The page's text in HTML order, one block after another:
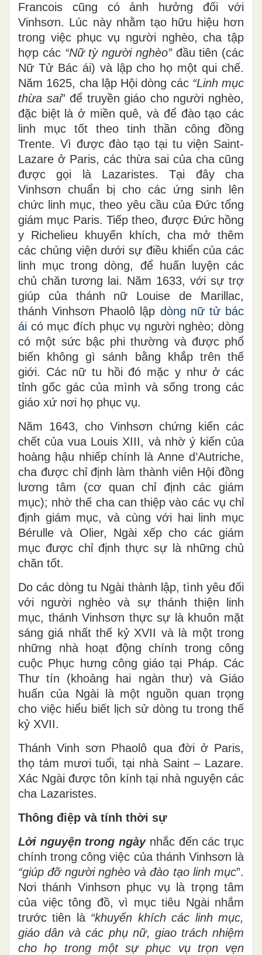
Francois cũng có ảnh hưởng đối với
Vinhsơn. Lúc này nhằm tạo hữu hiệu hơn
trong việc phục vụ người nghèo, cha tập
hợp các “Nữ tỳ người nghèo”đầu tiên (các
Nữ Tử Bác ái) và lập cho họ một qui chế.
Năm 1625, cha lập Hội dòng các “Linh mục
thừa sai” để truyền giáo cho người nghèo,
đặc biệt là ở miền quê, và để đào tạo các
linh mục tốt theo tinh thần công đồng
Trente. Vì được đào tạo tại tu viện Saint-
Lazare ở Paris, các thừa sai của cha cũng
được gọi là Lazaristes. Tại đây cha
Vinhsơn chuẩn bị cho các ứng sinh lên
chức linh mục, theo yêu cầu của Đức tổng
giám mục Paris. Tiếp theo, được Đức hồng
y Richelieu khuyến khích, cha mở thêm
các chủng viện dưới sự điều khiển của các
linh mục trong dòng, để huấn luyện các
chủ chăn tương lai. Năm 1633, với sự trợ
giúp của thánh nữ Louise de Marillac,
thánh Vinhsơn Phaolô lập dòng nữ tử bác
ái có mục đích phục vụ người nghèo; dòng
có một sức bậc phi thường và được phổ
biến không gì sánh bằng khắp trên thế
giới. Các nữ tu hồi đó mặc y như ở các
tỉnh gốc gác của mình và sống trong các
giáo xứ nơi họ phục vụ.
Năm 1643, cho Vinhsơn chứng kiến các
chết của vua Louis XIII, và nhờ ý kiến của
hoàng hậu nhiếp chính là Anne d’Autriche,
cha được chỉ định làm thành viên Hội đồng
lương tâm (cơ quan chỉ định các giám
mục); nhờ thế cha can thiệp vào các vụ chỉ
định giám mục, và cùng với hai linh mục
Bérulle và Olier, Ngài xếp cho các giám
mục được chỉ định thực sự là những chủ
chăn tốt.
Do các dòng tu Ngài thành lập, tình yêu đối
với người nghèo và sự thánh thiện linh
mục, thánh Vinhsơn thực sự là khuôn mặt
sáng giá nhất thế kỷ XVII và là một trong
những nhà hoạt động chính trong công
cuộc Phục hưng công giáo tại Pháp. Các
Thư tín (khoảng hai ngàn thư) và Giáo
huấn của Ngài là một nguồn quan trọng
cho việc hiểu biết lịch sử dòng tu trong thế
kỷ XVII.
Thánh Vinh sơn Phaolô qua đời ở Paris,
thọ tám mươi tuổi, tại nhà Saint – Lazare.
Xác Ngài được tôn kính tại nhà nguyện các
cha Lazaristes.
Thông điệp và tính thời sự
Lời nguyện trong ngàynhắc đến các trục
chính trong công việc của thánh Vinhsơn là
“giúp đỡ người nghèo và đào tạo linh mục”.
Nơi thánh Vinhsơn phục vụ là trọng tâm
của việc tông đồ, vì mục tiêu Ngài nhắm
trước tiên là “khuyến khích các linh mục,
giáo dân và các phụ nữ, giao trách nhiệm
cho họ trong một sự phục vụ trọn vẹn